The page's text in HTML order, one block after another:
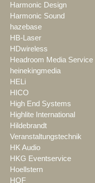
Harmonic Design
Harmonic Sound
hazebase
HB-Laser
HDwireless
Headroom Media Service
heinekingmedia
HELi
HICO
High End Systems
Highlite International
Hildebrandt
Veranstaltungstechnik
HK Audio
HKG Eventservice
Hoellstern
HOF